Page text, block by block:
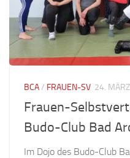
BCA/ FRAUEN-SV 24.
Frauen-
Budo-Club Bad
Im Dojo des Budo-Club